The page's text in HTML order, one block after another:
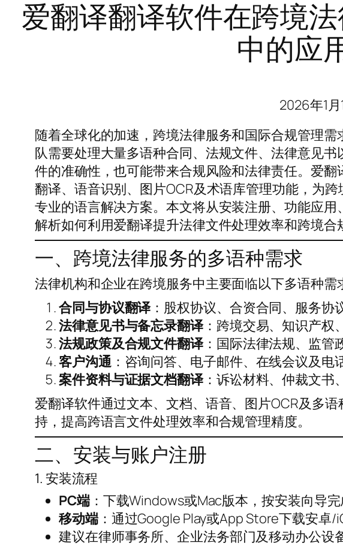
爱翻译翻译软件在跨境
中的应
2026年1月
随着全球化的加速，跨境法律服务和国际合规管理
队需要处理大量多语种合同、法规文件、法律意见
件的准确性，也可能带来合规风险和法律责任。爱
翻译、语音识别、图片OCR及术语库管理功能，为
专业的语言解决方案。本文将从安装注册、功能应
解析如何利用爱翻译提升法律文件处理效率和跨境合
一、跨境法律服务的多语种需求
法律机构和企业在跨境服务中主要面临以下多语种需
合同与协议翻译：股权协议、合资合同、服务协
法律意见书与备忘录翻译：跨境交易、知识产权
法规政策及合规文件翻译：国际法律法规、监管
客户沟通：咨询问答、电子邮件、在线会议及电
案件资料与证据文档翻译：诉讼材料、仲裁文书
爱翻译软件通过文本、文档、语音、图片OCR及多
持，提高跨语言文件处理效率和合规管理精度。
二、安装与账户注册
1. 安装流程
PC端：下载Windows或Mac版本，按安装向导完
移动端：通过Google Play或App Store下载安卓/
建议在律师事务所、企业法务部门及移动办公